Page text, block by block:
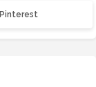
Pinterest